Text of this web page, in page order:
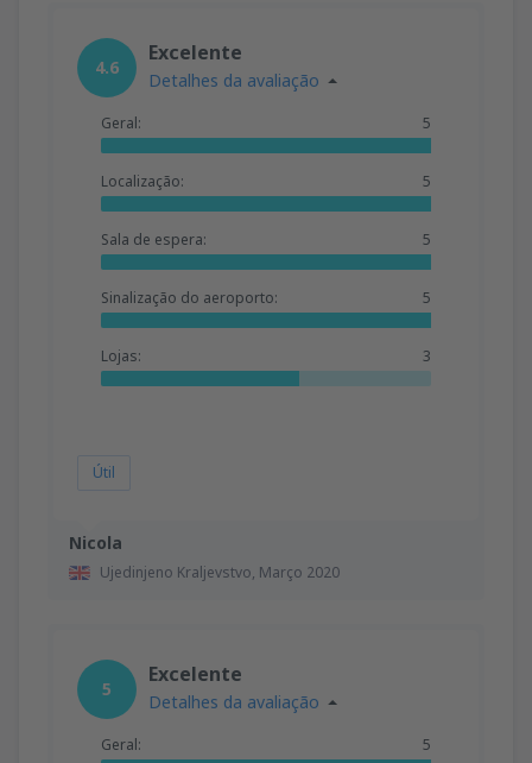
Nicola
Ujedinjeno Kraljevstvo, Março 2020
4.6
Excelente
Detalhes da avaliação
Geral: 5
Localização: 5
Sala de espera: 5
Sinalização do aeroporto: 5
Lojas: 3
Útil
5
Excelente
Detalhes da avaliação
Geral: 5